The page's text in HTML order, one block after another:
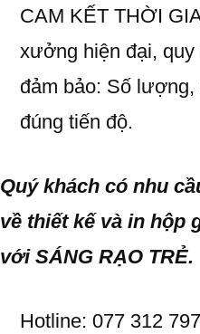
CAM KẾT THỜI
xưởng hiện đại,
đảm bảo: Số
đúng tiến độ.
Quý khách có nhu
về thiết kế và in hộp
với SÁNG RẠO TRẺ.
Hotline: 077 312